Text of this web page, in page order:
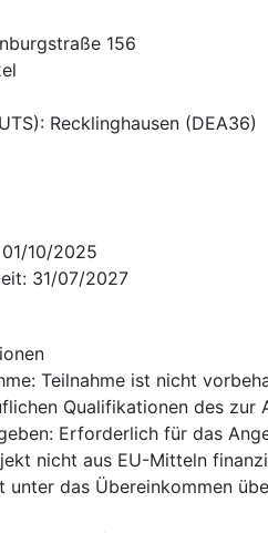
156
: Recklinghausen (DEA36)
01/10/2025
: 31/07/2027
: Teilnahme ist nicht
Qualifikationen des zur
: Erforderlich für das
nicht aus EU-Mitteln
unter das Übereinkommen